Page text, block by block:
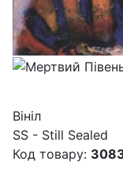
Вініл
SS - Still Sealed
Код товару: